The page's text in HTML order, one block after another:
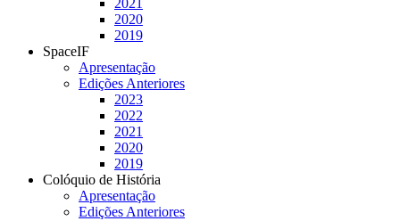
2021
2020
2019
SpaceIF
Apresentação
Edições Anteriores
2023
2022
2021
2020
2019
Colóquio de História
Apresentação
Edições Anteriores